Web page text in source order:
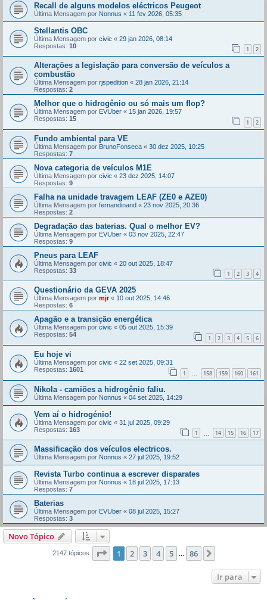
Recall de alguns modelos eléctricos Peugeot
Última Mensagem por Nonnus « 11 fev 2026, 05:35
Stellantis OBC
Última Mensagem por civic « 29 jan 2026, 08:14
Respostas: 10 1 2
Alterações a legislação para conversão de veículos a
combustão
Última Mensagem por rjspedition « 28 jan 2026, 21:14
Respostas: 2
Melhor que o hidrogênio ou só mais um flop?
Última Mensagem por EVUber « 15 jan 2026, 19:57
Respostas: 15 1 2
Fundo ambiental para VE
Última Mensagem por BrunoFonseca « 30 dez 2025, 10:25
Respostas: 7
Nova categoria de veículos M1E
Última Mensagem por civic « 23 dez 2025, 14:07
Respostas: 9
Falha na unidade travagem LEAF (ZE0 e AZE0)
Última Mensagem por fernandinand « 23 nov 2025, 20:36
Respostas: 2
Degradação das baterias. Qual o melhor EV?
Última Mensagem por EVUber « 03 nov 2025, 22:47
Respostas: 9
Pneus para LEAF
Última Mensagem por civic « 20 out 2025, 18:47
Respostas: 33 1 2 3 4
Questionário da GEVA 2025
Última Mensagem por mjr« 10 out 2025, 14:46
Respostas: 6
Apagão e a transição energética
Última Mensagem por civic « 05 out 2025, 15:39
Respostas: 54 1 2 3 4 5 6
Eu hoje vi
Última Mensagem por civic « 22 set 2025, 09:31
Respostas: 1601 1 ... 158 159 160 161
Nikola - camiões a hidrogênio faliu.
Última Mensagem por Nonnus « 04 set 2025, 14:29
Vem aí o hidrogénio!
Última Mensagem por civic « 31 jul 2025, 09:29
Respostas: 163 1 14 15 16 17
Massificação dos veículos electricos.
Última Mensagem por Nonnus « 27 jul 2025, 19:52
Revista Turbo continua a escrever disparates
Última Mensagem por Nonnus « 18 jul 2025, 17:13
Respostas: 7
Baterias
Última Mensagem por EVUber « 08 jul 2025, 15:27
Respostas: 3
Novo Tópico
2147 tópicos Página de 86
1 2 3 4 5 ... 86
Ir para